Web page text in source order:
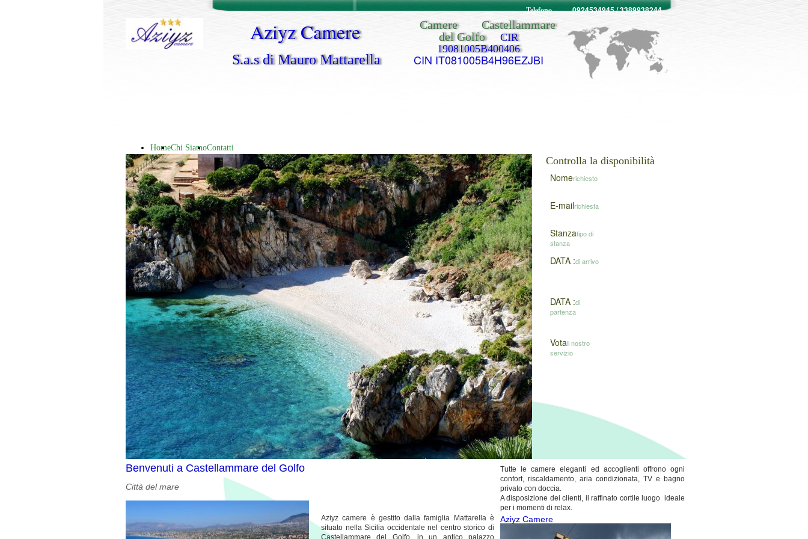
Telefono 0924534945 / 3389938244
Camere Castellammare
del Golfo
CIR
19081005B400406
CIN IT081005B4H96EZJBI
Aziyz Camere
S.a.s di Mauro Mattarella
HomeChi SiamoContatti
Controlla la disponibilità
Nomerichiesto
E-mailrichiesta
Stanzatipo di
stanza
DATA :di arrivo
DATA :di
partenza
Votail nostro
servizio
Benvenuti a Castellammare del Golfo
Tutte le camere eleganti ed accoglienti offrono ogni
confort, riscaldamento, aria condizionata, TV e bagno
privato con doccia.
A disposizione dei clienti, il raffinato cortile luogo ideale
per i momenti di relax.
Città del mare
Aziyz camere è gestito dalla famiglia Mattarella è
situato nella Sicilia occidentale nel centro storico di
Castellammare del Golfo, in un antico palazzo
Aziyz Camere